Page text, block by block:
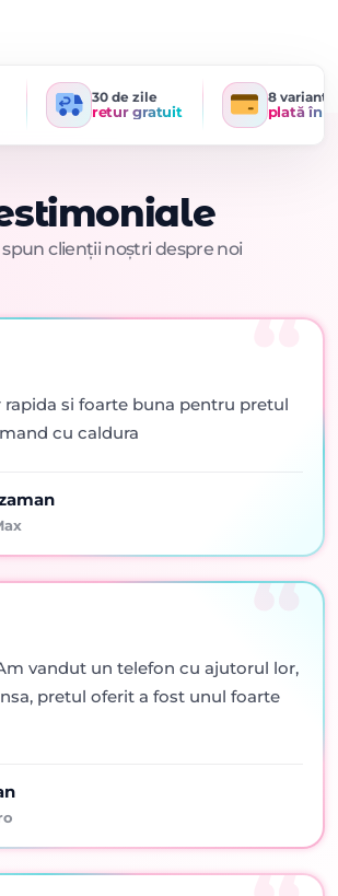
30 de zile
retur gratuit
8 variante
plată în
spun clienții noștri despre noi
rapida si foarte buna pentru pretul
cu caldura
vandut un telefon cu ajutorul lor,
pretul oferit a fost unul foarte